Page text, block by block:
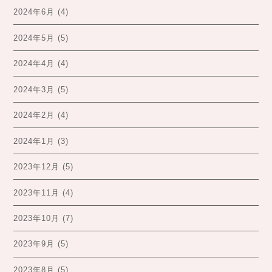
2024年6月 (4)
2024年5月 (5)
2024年4月 (4)
2024年3月 (5)
2024年2月 (4)
2024年1月 (3)
2023年12月 (5)
2023年11月 (4)
2023年10月 (7)
2023年9月 (5)
2023年8月 (5)